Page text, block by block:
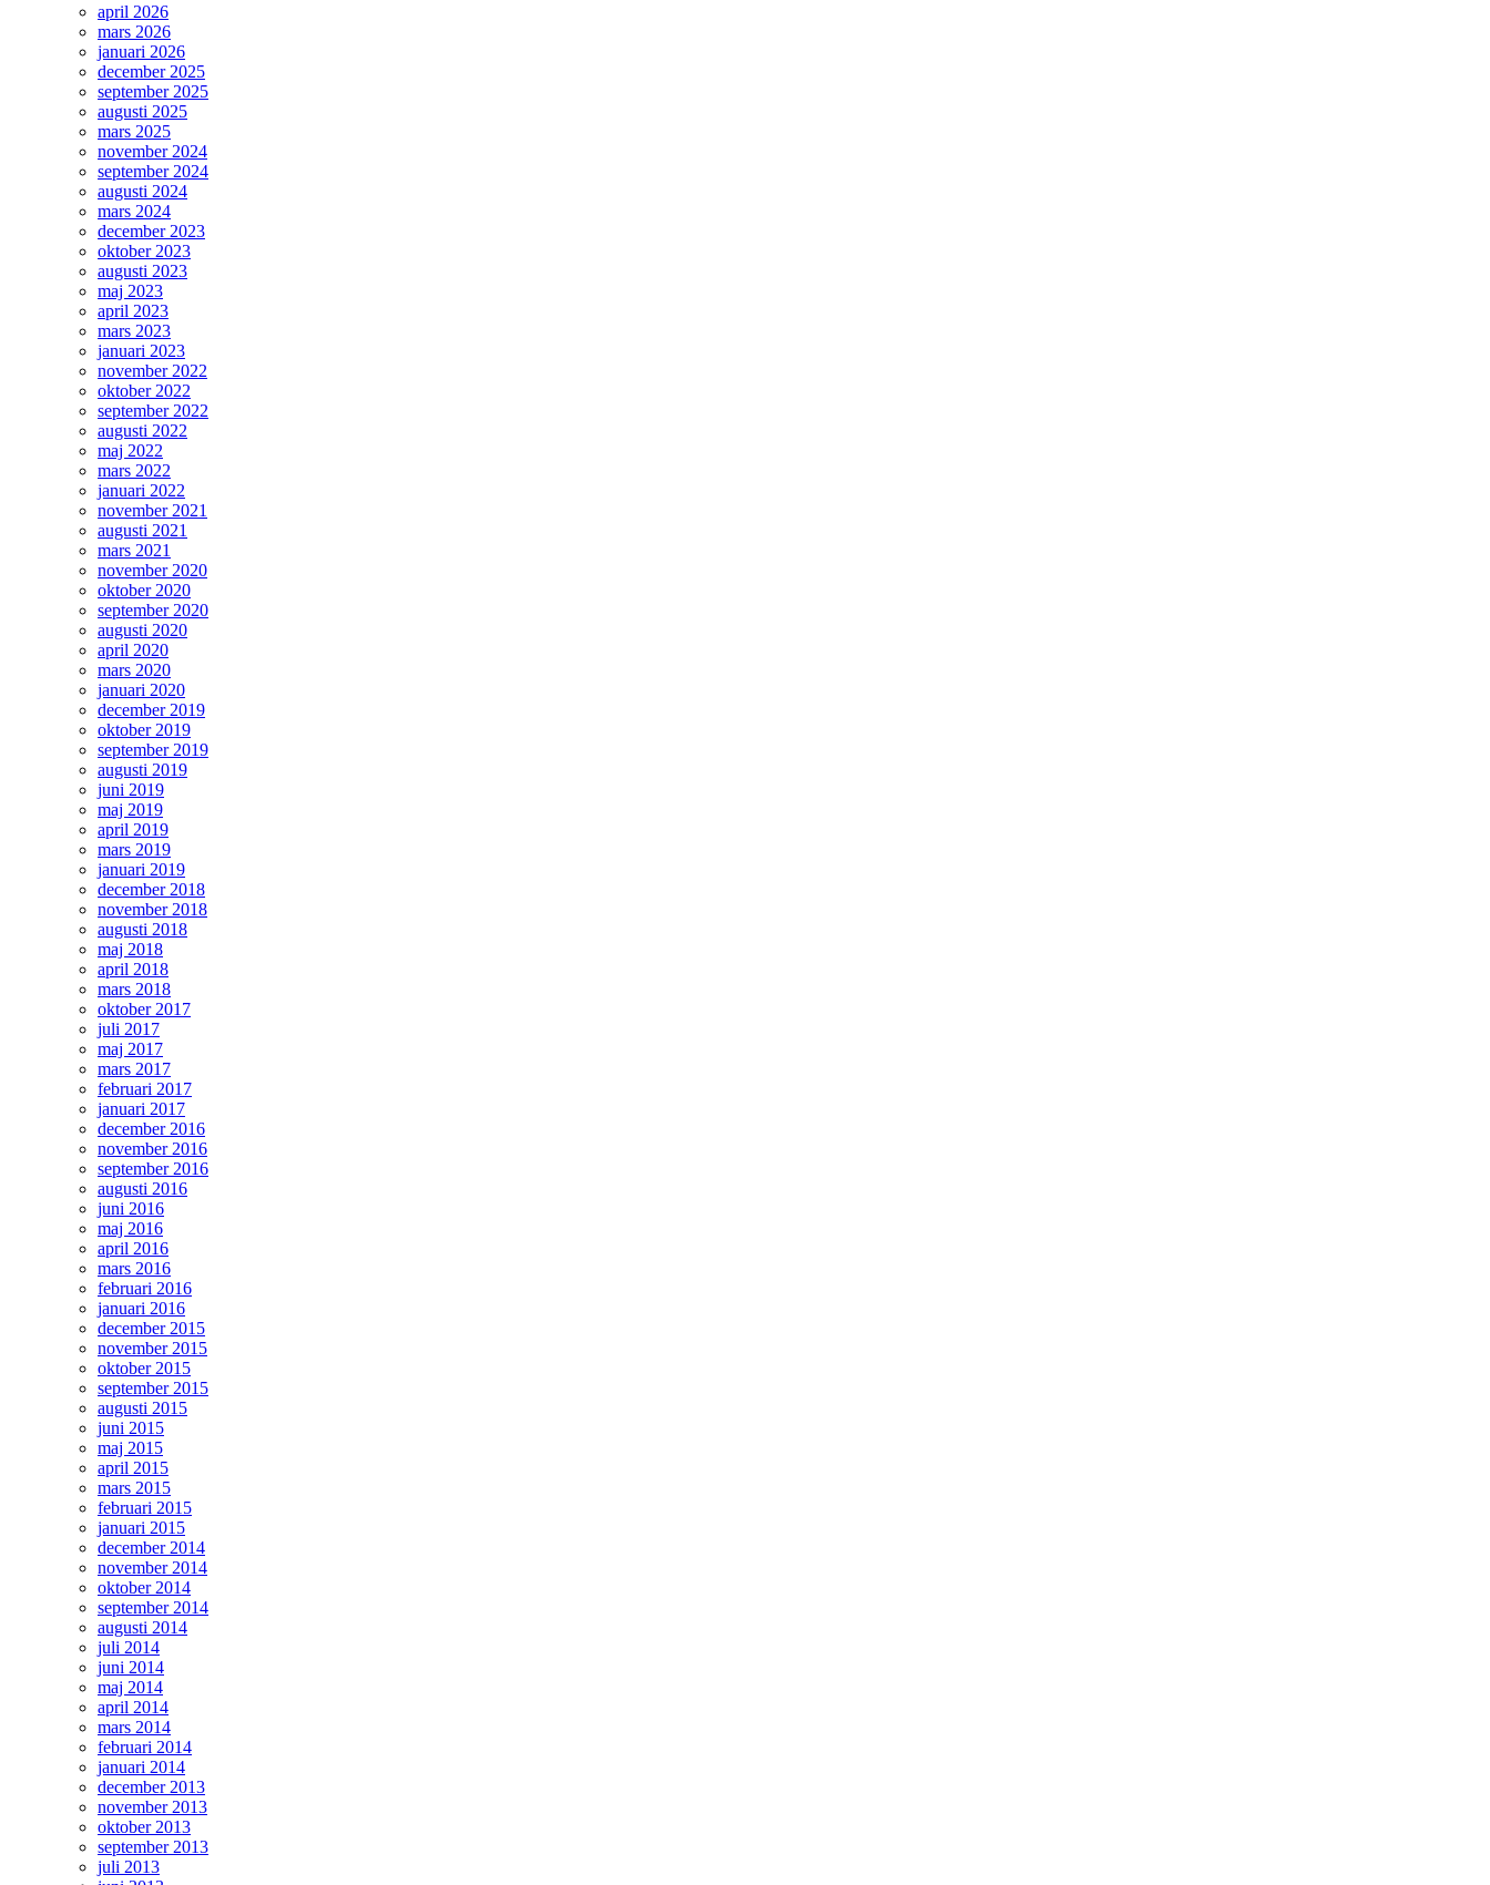
april 2026
mars 2026
januari 2026
december 2025
september 2025
augusti 2025
mars 2025
november 2024
september 2024
augusti 2024
mars 2024
december 2023
oktober 2023
augusti 2023
maj 2023
april 2023
mars 2023
januari 2023
november 2022
oktober 2022
september 2022
augusti 2022
maj 2022
mars 2022
januari 2022
november 2021
augusti 2021
mars 2021
november 2020
oktober 2020
september 2020
augusti 2020
april 2020
mars 2020
januari 2020
december 2019
oktober 2019
september 2019
augusti 2019
juni 2019
maj 2019
april 2019
mars 2019
januari 2019
december 2018
november 2018
augusti 2018
maj 2018
april 2018
mars 2018
oktober 2017
juli 2017
maj 2017
mars 2017
februari 2017
januari 2017
december 2016
november 2016
september 2016
augusti 2016
juni 2016
maj 2016
april 2016
mars 2016
februari 2016
januari 2016
december 2015
november 2015
oktober 2015
september 2015
augusti 2015
juni 2015
maj 2015
april 2015
mars 2015
februari 2015
januari 2015
december 2014
november 2014
oktober 2014
september 2014
augusti 2014
juli 2014
juni 2014
maj 2014
april 2014
mars 2014
februari 2014
januari 2014
december 2013
november 2013
oktober 2013
september 2013
juli 2013